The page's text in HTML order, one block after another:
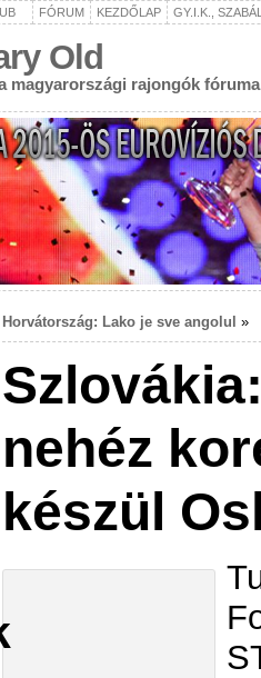
FÓRUM KEZDŐLAP GY.I.K.,
Old
magyarországi rajongók fóruma
Horvátország: Lako je sve angolul »
nehéz
készül